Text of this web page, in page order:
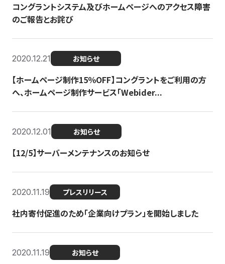
コングラントシステム及びホームページへのアクセス障害
のご報告とお詫び
2020.12.21 お知らせ
【ホームページ制作15％OFF】コングラントをご利用の方
へ、ホームページ制作サービス「Webider...
2020.12.01 お知らせ
【12/5】サーバーメンテナンスのお知らせ
2020.11.19 プレスリリース
社内寄付促進のため「企業向けプラン」を開始しました
2020.11.19 お知らせ